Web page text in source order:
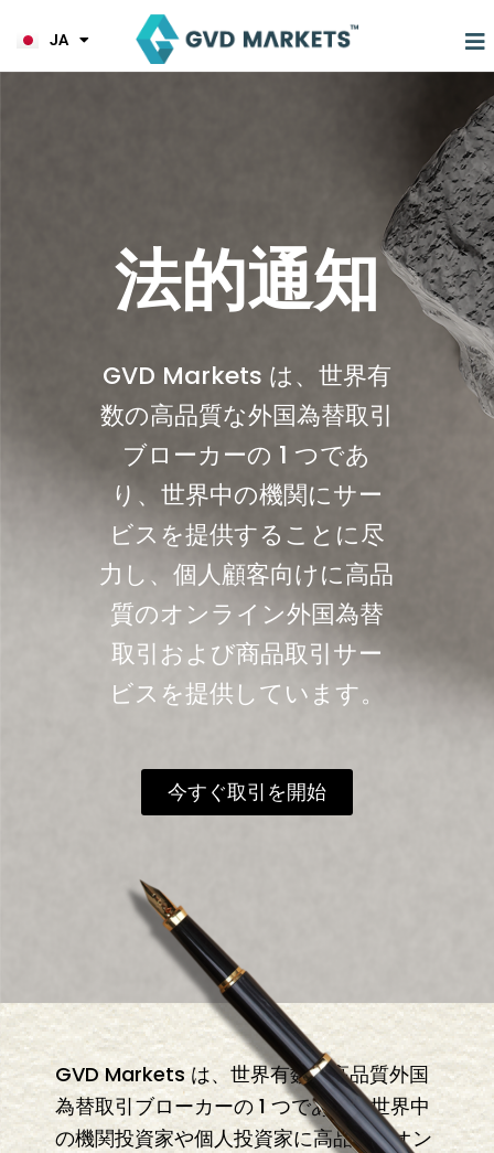
JA
HI
法的通知
GVD Markets は、世界有
数の高品質な外国為替取引
ブローカーの 1 つであ
り、世界中の機関にサー
ビスを提供することに尽
力し、個人顧客向けに高品
質のオンライン外国為替
取引および商品取引サー
ビスを提供しています。
今すぐ取引を開始
GVD Markets は、世界有数の高品質外国
為替取引ブローカーの 1 つであり、世界中
の機関投資家や個人投資家に高品質のオン